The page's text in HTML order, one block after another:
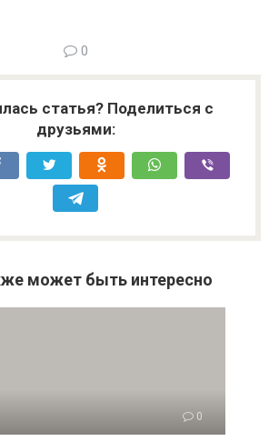
0
статья? Поделиться с
друзьями:
может быть интересно
0